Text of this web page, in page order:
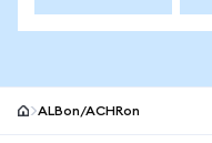
ALBon/ACHRon